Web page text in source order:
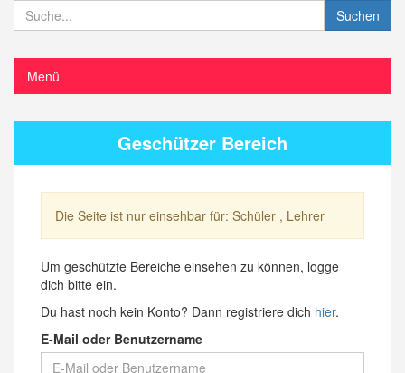
Suchen
Menü
Geschützer Bereich
Die Seite ist nur einsehbar für: Schüler , Lehrer
Um geschützte Bereiche einsehen zu können, logge
dich bitte ein.
Du hast noch kein Konto? Dann registriere dich hier.
E-Mail oder Benutzername